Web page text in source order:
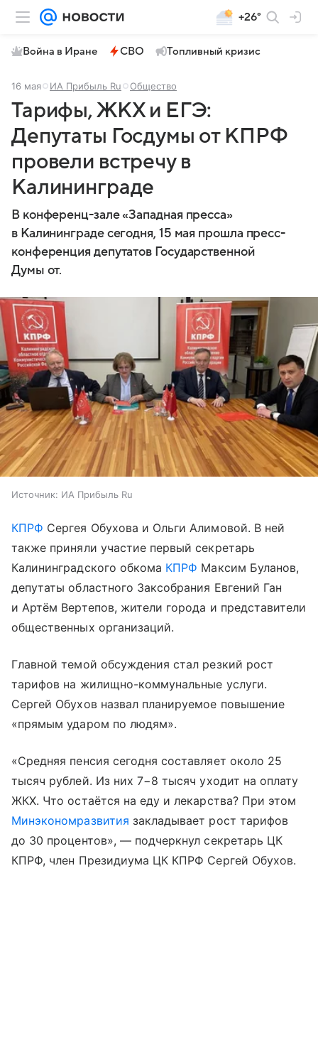
+26°
Война в Иране СВО Топливный кризис
16 мая ИА Прибыль Ru Общество
Тарифы, ЖКХ и ЕГЭ:
Депутаты Госдумы от КПРФ
провели встречу в
Калининграде
В конференц-зале «Западная пресса»
в Калининграде сегодня, 15 мая прошла пресс-
конференция депутатов Государственной
Думы от.
Источник: ИА Прибыль Ru
КПРФ Сергея Обухова и Ольги Алимовой. В ней
также приняли участие первый секретарь
Калининградского обкома КПРФ Максим Буланов,
депутаты областного Заксобрания Евгений Ган
и Артём Вертепов, жители города и представители
общественных организаций.
Главной темой обсуждения стал резкий рост
тарифов на жилищно-коммунальные услуги.
Сергей Обухов назвал планируемое повышение
«прямым ударом по людям».
«Средняя пенсия сегодня составляет около 25
тысяч рублей. Из них 7−8 тысяч уходит на оплату
ЖКХ. Что остаётся на еду и лекарства? При этом
Минэкономразвития закладывает рост тарифов
до 30 процентов», — подчеркнул секретарь ЦК
КПРФ, член Президиума ЦК КПРФ Сергей Обухов.